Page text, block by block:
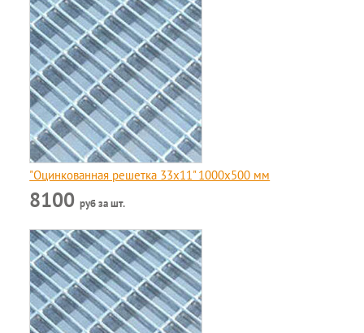
"Оцинкованная решетка 33x11" 1000х500 мм
8100руб за шт.